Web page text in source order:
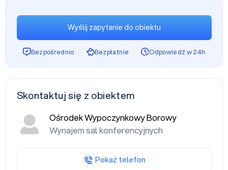
Wyślij zapytanie do obiektu
Bezpośrednio Bezpłatnie Odpowiedź w 24h
Skontaktuj się z obiektem
Ośrodek Wypoczynkowy Borowy
Wynajem sal konferencyjnych
Pokaż telefon